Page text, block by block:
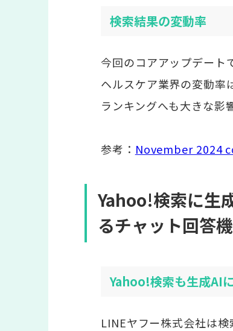
検索結果の変動率
今回のコアアップデート
ヘルスケア業界の変動率
ランキングへも大きな影
参考： November 2024
Yahoo!検索に生
るチャット回答
Yahoo!検索も生成AI
LINEヤフー株式会社は